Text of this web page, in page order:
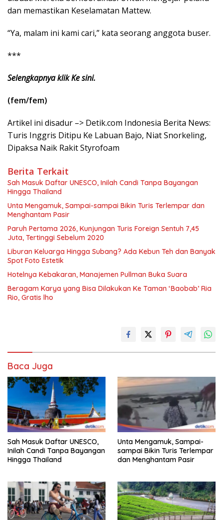
dan memastikan Keselamatan Mattew.
“Ya, malam ini kami cari,” kata seorang anggota buser.
***
Selengkapnya klik Ke sini.
(fem/fem)
Artikel ini disadur –> Detik.com Indonesia Berita News:
Turis Inggris Ditipu Ke Labuan Bajo, Niat Snorkeling,
Dipaksa Naik Rakit Styrofoam
Berita Terkait
Sah Masuk Daftar UNESCO, Inilah Candi Tanpa Bayangan
Hingga Thailand
Unta Mengamuk, Sampai-sampai Bikin Turis Terlempar dan
Menghantam Pasir
Paruh Pertama 2026, Kunjungan Turis Foreign Sentuh 7,45
Juta, Tertinggi Sebelum 2020
Liburan Keluarga Hingga Subang? Ada Kebun Teh dan Banyak
Spot Foto Estetik
Hotelnya Kebakaran, Manajemen Pullman Buka Suara
Beragam Karya yang Bisa Dilakukan Ke Taman ‘Baobab’ Ria
Rio, Gratis lho
Baca Juga
Sah Masuk Daftar UNESCO,
Inilah Candi Tanpa Bayangan
Hingga Thailand
Unta Mengamuk, Sampai-
sampai Bikin Turis Terlempar
dan Menghantam Pasir